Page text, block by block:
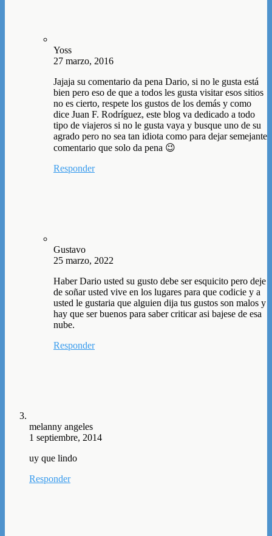
Yoss
27 marzo, 2016
Jajaja su comentario da pena Dario, si no le gusta está
bien pero eso de que a todos les gusta visitar esos sitios
no es cierto, respete los gustos de los demás y como
dice Juan F. Rodríguez, este blog va dedicado a todo
tipo de viajeros si no le gusta vaya y busque uno de su
agrado pero no sea tan idiota como para dejar semejante
comentario que solo da pena 😉
Responder
Gustavo
25 marzo, 2022
Haber Dario usted su gusto debe ser esquicito pero deje
de soñar usted vive en los lugares para que codicie y a
usted le gustaria que alguien dija tus gustos son malos y
hay que ser buenos para saber criticar asi bajese de esa
nube.
Responder
melanny angeles
1 septiembre, 2014
uy que lindo
Responder